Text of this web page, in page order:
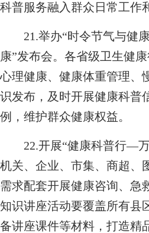
科普服务融入群众日常工作
21.举办“时令节气与健康
康”发布会。各省级卫生健
心理健康、健康体重管理、
识发布，及时开展健康科普
例，维护群众健康权益。
22.开展“健康科普行—万
机关、企业、市集、商超、
需求配套开展健康咨询、急
知识讲座活动要覆盖所有县
备讲座课件等材料，打造精